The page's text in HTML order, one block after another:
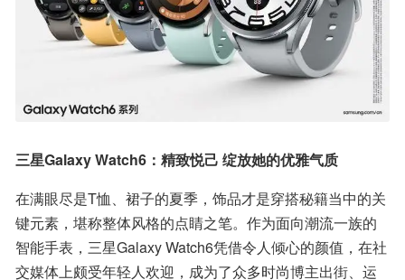
三星Galaxy Watch6：精致悦己 绽放她的优雅气质
在满眼尽是T恤、裙子的夏季，饰品才是穿搭秘籍当中的关
键元素，堪称整体风格的点睛之笔。作为面向潮流一族的
智能手表，三星Galaxy Watch6凭借令人倾心的颜值，在社
交媒体上颇受年轻人欢迎，成为了众多时尚博主出街、运